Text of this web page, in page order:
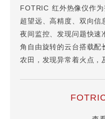
FOTRIC 红外热像仪作
超望远、高精度、双向信
夜间监控、发现问题快速
角自由旋转的云台搭载配
农田，发现异常着火点，